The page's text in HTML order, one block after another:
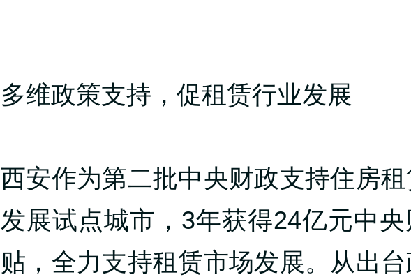
多维政策支持，促租赁行业发展
西安作为第二批中央财政支持住房
发展试点城市，3年获得24亿元中
贴，全力支持租赁市场发展。从出